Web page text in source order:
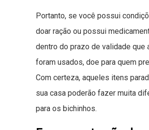
Portanto, se você possui
doar ração ou possui
dentro do prazo de validade que
foram usados, doe para quem
Com certeza, aqueles itens
sua casa poderão fazer muita
para os bichinhos.